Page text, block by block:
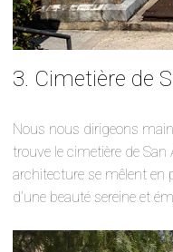
3. Cimetière de
Nous nous dirigeons
trouve le cimetière de
architecture se mêlent en
d’une beauté sereine et